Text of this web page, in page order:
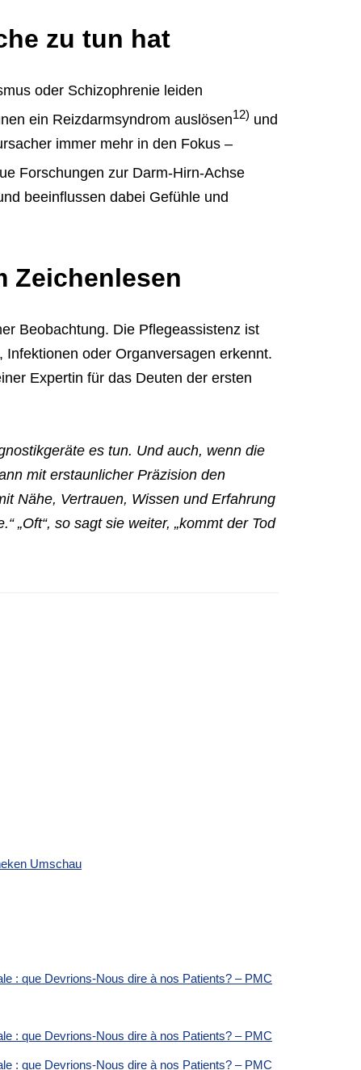
zu tun hat
oder Schizophrenie leiden
ein Reizdarmsyndrom auslösen12) und
immer mehr in den Fokus –
Forschungen zur Darm-Hirn-Achse
beeinflussen dabei Gefühle und
Zeichenlesen
Beobachtung. Die Pflegeassistenz ist
oder Organversagen erkennt.
Expertin für das Deuten der ersten
es tun. Und auch, wenn die
mit erstaunlicher Präzision den
Nähe, Vertrauen, Wissen und Erfahrung
„Oft“, so sagt sie weiter, „kommt der Tod
Umschau
: que Devrions-Nous dire à nos Patients? – PMC
: que Devrions-Nous dire à nos Patients? – PMC
: que Devrions-Nous dire à nos Patients? – PMC